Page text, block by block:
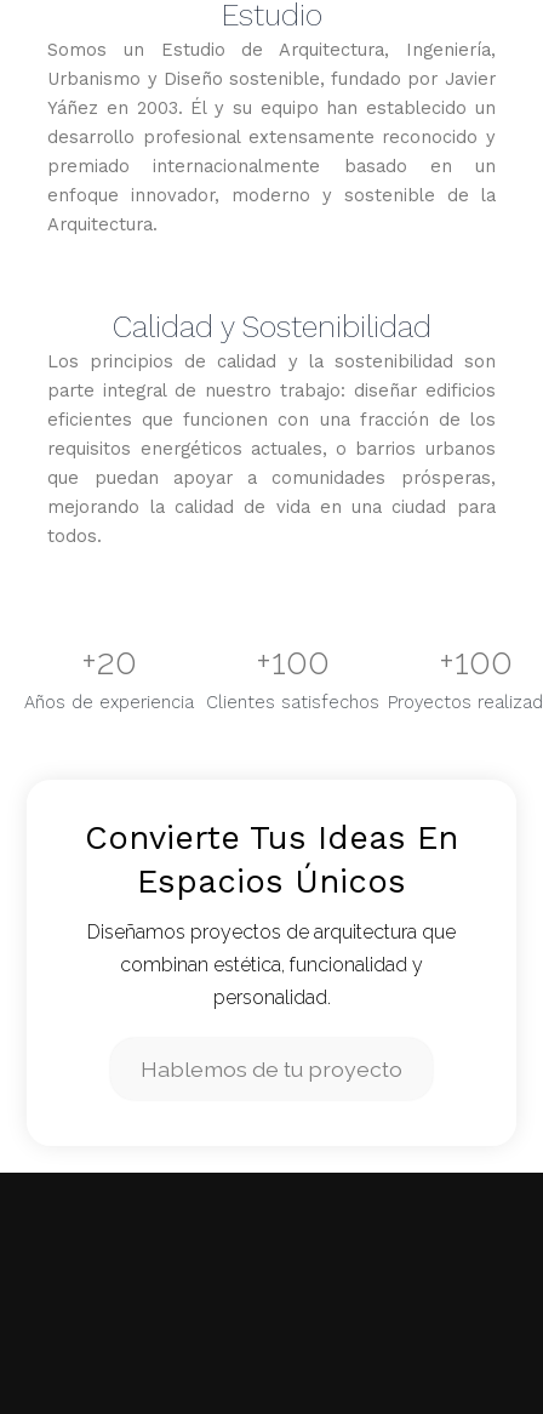
Estudio
Somos un Estudio de Arquitectura, Ingeniería,
Urbanismo y Diseño sostenible, fundado por Javier
Yáñez en 2003. Él y su equipo han establecido un
desarrollo profesional extensamente reconocido y
premiado internacionalmente basado en un
enfoque innovador, moderno y sostenible de la
Arquitectura.
Calidad y Sostenibilidad​
Los principios de calidad y la sostenibilidad son
parte integral de nuestro trabajo: diseñar edificios
eficientes que funcionen con una fracción de los
requisitos energéticos actuales, o barrios urbanos
que puedan apoyar a comunidades prósperas,
mejorando la calidad de vida en una ciudad para
todos.
Años de experiencia
+20
Clientes satisfechos
+100
Proyectos
+100
Convierte Tus Ideas En
Espacios Únicos
Diseñamos proyectos de arquitectura que
combinan estética, funcionalidad y
personalidad.
Hablemos de tu proyecto